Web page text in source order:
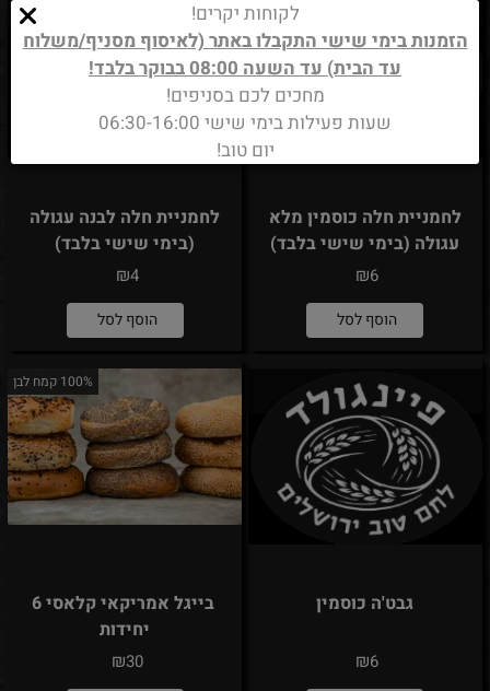
לחמניית חלה כוסמין מלא
עגולה (בימי שישי בלבד)
₪6
הוסף לסל
לחמניית חלה לבנה עגולה
(בימי שישי בלבד)
₪4
הוסף לסל
גבט'ה כוסמין
₪6
100% קמח לבן
בייגל אמריקאי קלאסי 6
יחידות
₪30
לקוחות יקרים!
הזמנות בימי שישי התקבלו באתר (לאיסוף מסניף/משלוח
עד הבית) עד השעה 08:00 בבוקר בלבד!
מחכים לכם בסניפים!
שעות פעילות בימי שישי 06:30-16:00
יום טוב!